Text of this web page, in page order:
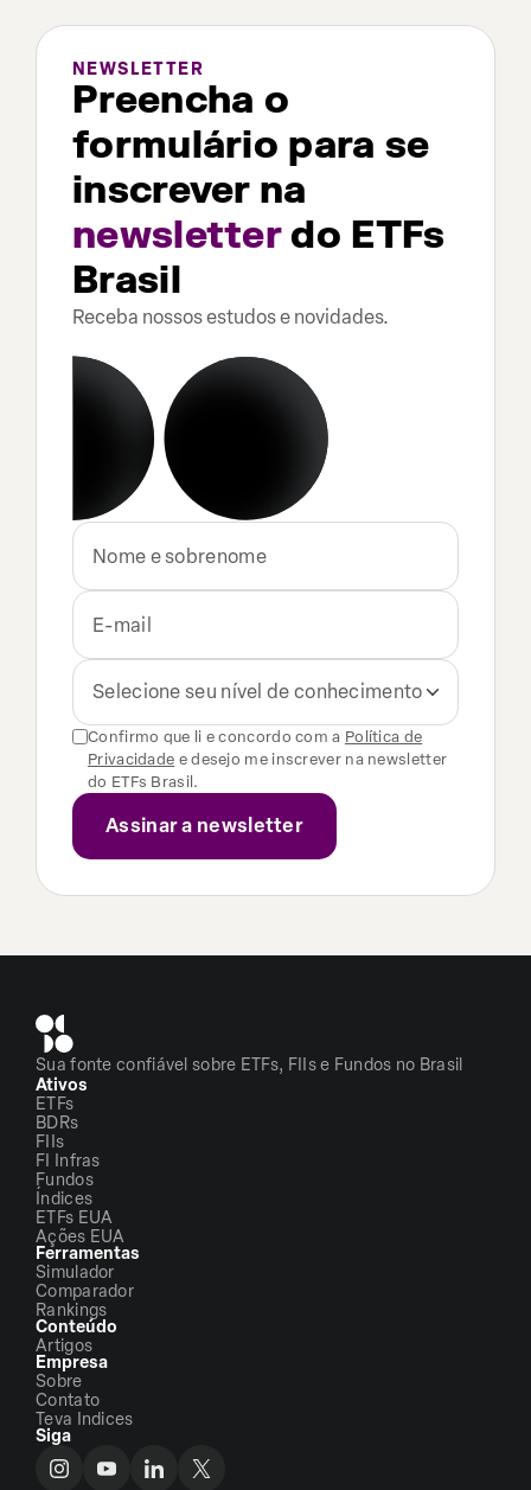
NEWSLETTER
Preencha o
formulário para se
inscrever na
newsletterdo ETFs
Brasil
Receba nossos estudos e novidades.
Selecione seu nível de conhecimento
Confirmo que li e concordo com a Política de
Privacidade e desejo me inscrever na newsletter
do ETFs Brasil.
Sua fonte confiável sobre ETFs, FIIs e Fundos no Brasil
Ativos
ETFs
BDRs
FIIs
FI Infras
Fundos
Índices
ETFs EUA
Ações EUA
Ferramentas
Simulador
Comparador
Rankings
Conteúdo
Artigos
Empresa
Sobre
Contato
Teva Indices
Siga